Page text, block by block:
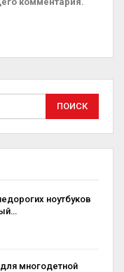
ноутбуков
многодетной